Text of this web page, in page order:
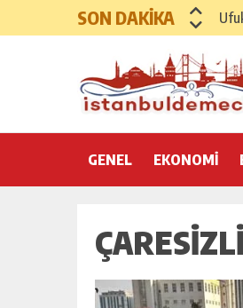
SON DAKİKA
GENEL EKONOMİ